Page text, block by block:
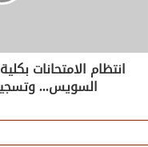
انتظام الامتحانات
السويس... وتسجيل